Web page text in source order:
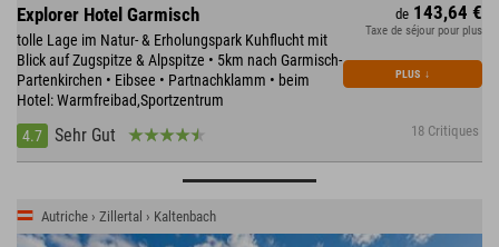
Explorer Hotel Garmisch
tolle Lage im Natur- & Erholungspark Kuhflucht mit
Blick auf Zugspitze & Alpspitze • 5km nach Garmisch-
Partenkirchen • Eibsee • Partnachklamm • beim
Hotel: Warmfreibad,Sportzentrum
4.7
Sehr Gut 18 Critiques
de 143,64 €
Taxe de séjour pour plus
PLUS ↓
Autriche › Zillertal › Kaltenbach